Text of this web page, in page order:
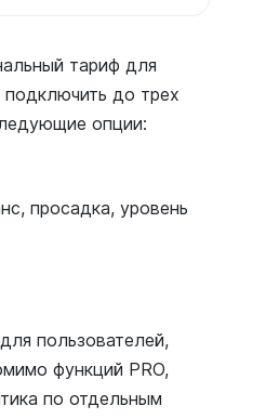
тариф для
до трех
опции:
просадка, уровень
пользователей,
функций PRO,
по отдельным